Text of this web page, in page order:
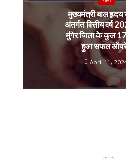
मुख्यमंत्री बाल हृदय
अंतर्गत वित्तीय वर्ष
मुंगेर जिला के कुल 17
हुआ सफल
April 11,